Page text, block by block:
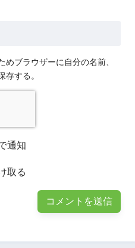
ブラウザーに自分の名前、
存する。
通知
取る